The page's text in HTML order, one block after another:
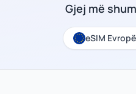
Gjej më
eSIM Evropë